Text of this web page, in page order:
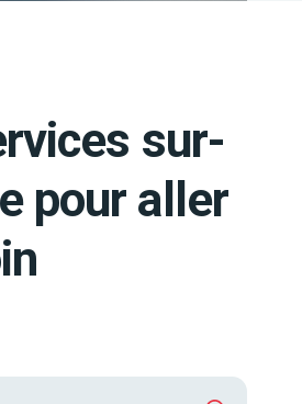
sur-
pour aller